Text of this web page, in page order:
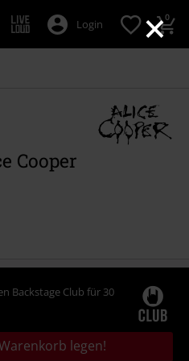
×
Login 0
Cooper
Backstage Club für 30
legen!